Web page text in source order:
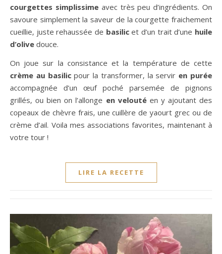
courgettes simplissime avec très peu d’ingrédients. On
savoure simplement la saveur de la courgette fraichement
cueillie, juste rehaussée de basilicet d’un trait d’une huile
d’olive douce.
On joue sur la consistance et la température de cette
crème au basilicpour la transformer, la servir en purée
accompagnée d’un œuf poché parsemée de pignons
grillés, ou bien on l’allonge en veloutéen y ajoutant des
copeaux de chèvre frais, une cuillère de yaourt grec ou de
crème d’ail. Voila mes associations favorites, maintenant à
votre tour !
LIRE LA RECETTE